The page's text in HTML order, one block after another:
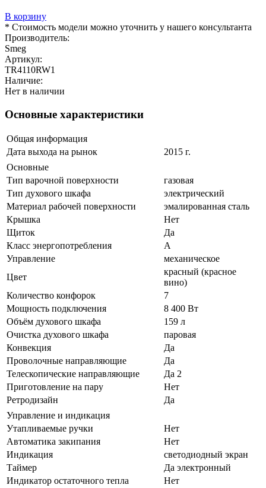
В корзину
* Стоимость модели можно уточнить у нашего консультанта
Производитель:
Smeg
Артикул:
TR4110RW1
Наличие:
Нет в наличии
Основные характеристики
Общая информация
Дата выхода на рынок
2015 г.
Основные
Тип варочной поверхности
газовая
Тип духового шкафа
электрический
Материал рабочей поверхности
эмалированная сталь
Крышка
Нет
Щиток
Да
Класс энергопотребления
A
Управление
механическое
Цвет
красный (красное
вино)
Количество конфорок
7
Мощность подключения
8 400 Вт
Объём духового шкафа
159 л
Очистка духового шкафа
паровая
Конвекция
Да
Проволочные направляющие
Да
Телескопические направляющие
Да 2
Приготовление на пару
Нет
Ретродизайн
Да
Управление и индикация
Утапливаемые ручки
Нет
Автоматика закипания
Нет
Индикация
светодиодный экран
Таймер
Да электронный
Индикатор остаточного тепла
Нет